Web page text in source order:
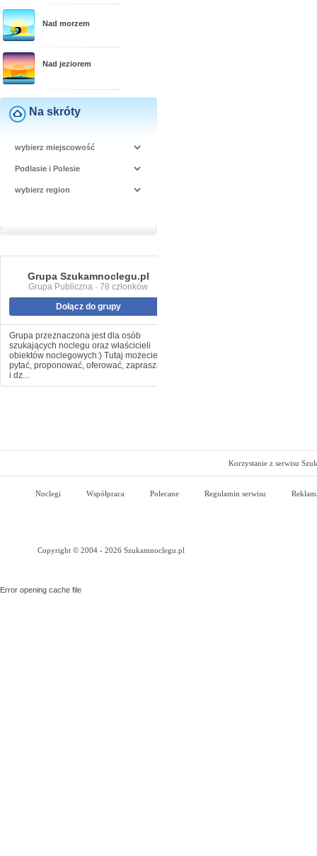
Nad morzem
Nad jeziorem
Na skróty
Grupa Szukamnoclegu.pl
Grupa Publiczna · 78 członków
Dołącz do grupy
Grupa przeznaczona jest dla osób
szukających noclegu oraz właścicieli
obiektów noclegowych:) Tutaj możecie
pytać, proponować, oferować, zapraszać
i dz...
Korzystanie z serwisu
Noclegi Współpraca Polecane Regulamin serwisu
Copyright © 2004 - 2026 Szukamnoclegu.pl
Error opening cache file